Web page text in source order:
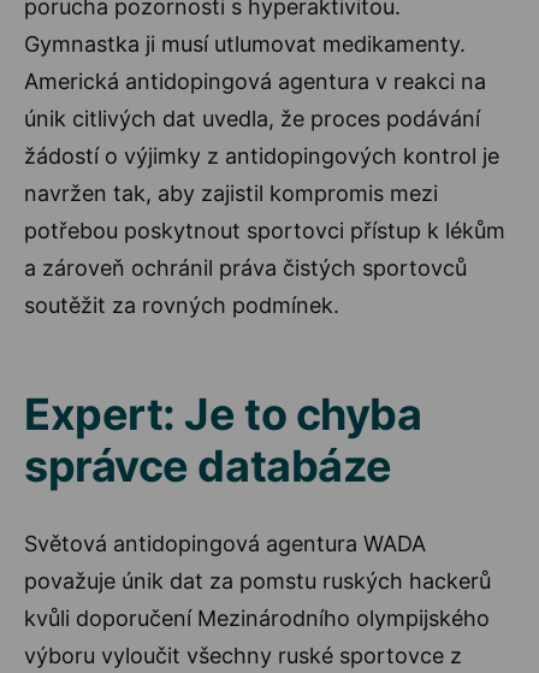
porucha pozornosti s hyperaktivitou.
Gymnastka ji musí utlumovat medikamenty.
Americká antidopingová agentura v reakci na
únik citlivých dat uvedla, že proces podávání
žádostí o výjimky z antidopingových kontrol je
navržen tak, aby zajistil kompromis mezi
potřebou poskytnout sportovci přístup k lékům
a zároveň ochránil práva čistých sportovců
soutěžit za rovných podmínek.
Expert: Je to chyba
správce databáze
Světová antidopingová agentura WADA
považuje únik dat za pomstu ruských hackerů
kvůli doporučení Mezinárodního olympijského
výboru vyloučit všechny ruské sportovce z